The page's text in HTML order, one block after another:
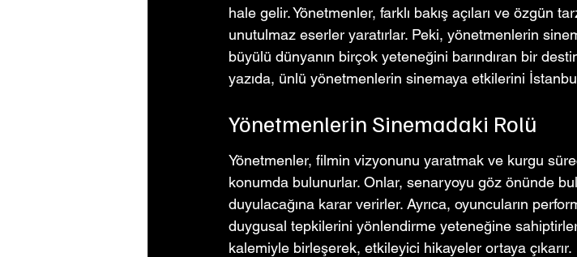
hale gelir. Yönetmenler, farklı bakış açıları ve özgün
unutulmaz eserler yaratırlar. Peki, yönetmenlerin
büyülü dünyanın birçok yeteneğini barındıran bir
yazıda, ünlü yönetmenlerin sinemaya etkilerini
Yönetmenlerin Sinemadaki Rolü
Yönetmenler, filmin vizyonunu yaratmak ve kurgu
konumda bulunurlar. Onlar, senaryoyu göz önünde
duyulacağına karar verirler. Ayrıca, oyuncuların
duygusal tepkilerini yönlendirme yeteneğine
kalemiyle birleşerek, etkileyici hikayeler ortaya çıkarır.